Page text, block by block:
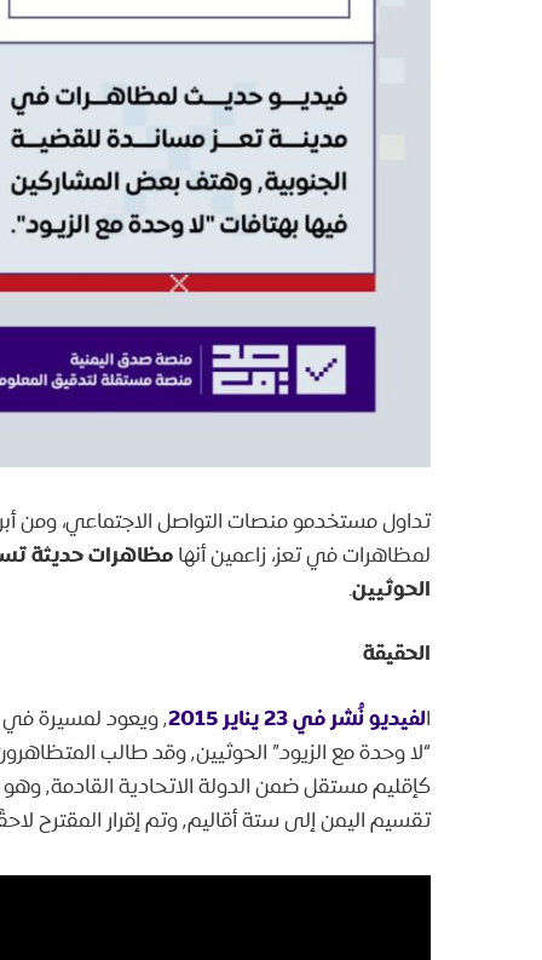
تداول مستخدمو منصات التواصل الاجتماعي، ومن
لمظاهرات في تعز، زاعمين أنهامظاهرات حديثة
الحوثيين.
الحقيقة
الفيديو نُشر في 23 يناير ٬2015 ويعود لمسيرة
“لا وحدة مع الزيود”
كإقليم مستقل ضمن الدولة الاتحادية القادمة٬ وهو مقترح ورد ضمن
تقسيم اليمن إلى ستة أقاليم٬ وتم إقرار المقترح لاحقًا.